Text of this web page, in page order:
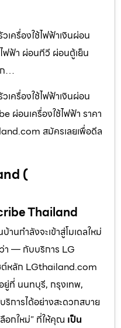
เครื่องใช้ไฟฟ้าเงินผ่อน
ฟฟ้า ผ่อนทีวี ผ่อนตู้เย็น
ก…
เครื่องใช้ไฟฟ้าเงินผ่อน
ผ่อนเครื่องใช้ไฟฟ้า ราคา
สมัครเลยเพื่อดีล
(
Thailand
านกำลังจะเข้าสู่โมเดลใหม่
า — กับบริการ LG
ต์หลัก LGthailand.com
ยู่ที่ นนทบุรี, กรุงเทพ,
ริการได้อย่างสะดวกสบาย
อกใหม่” ที่ให้คุณ เป็น